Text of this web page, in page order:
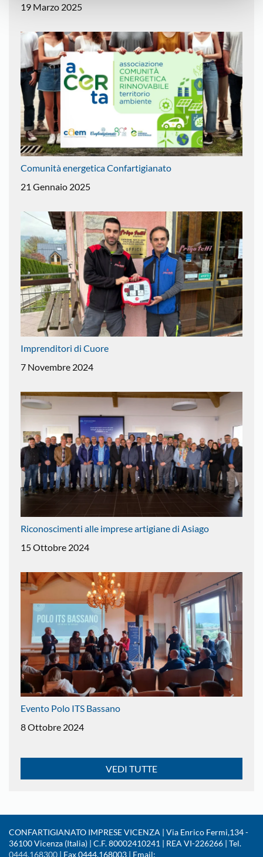
19 Marzo 2025
Comunità energetica Confartigianato
21 Gennaio 2025
Imprenditori di Cuore
7 Novembre 2024
Riconoscimenti alle imprese artigiane di Asiago
15 Ottobre 2024
Evento Polo ITS Bassano
8 Ottobre 2024
VEDI TUTTE
CONFARTIGIANATO IMPRESE VICENZA | Via Enrico Fermi,134 -
36100 Vicenza (Italia) | C.F. 80002410241 | REA VI-226266 | Tel.
0444.168300 | Fax 0444.168003 | Email: